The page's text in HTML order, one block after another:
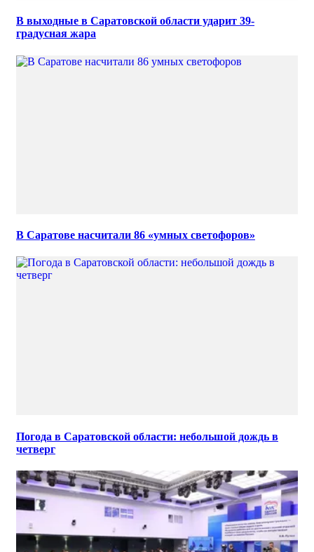
В выходные в Саратовской области ударит 39-
градусная жара
В Саратове насчитали 86 «умных светофоров»
Погода в Саратовской области: небольшой дождь в
четверг